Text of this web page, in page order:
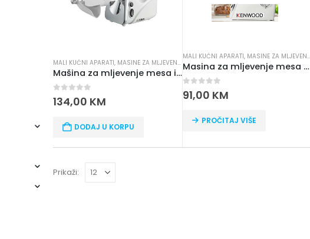
MALI KUĆNI APARATI, MASINE ZA MLJEVENJE MESA
Mašina za mljevenje mesa i pasiranje ISKRA THMGD500A
0out of 5
134,00 KM
DODAJ U KORPU
MALI KUĆNI APARATI, MASINE ZA MLJEVENJE MESA
Masina za mljevenje mesa Kenwood MG510
0out of 5
91,00 KM
PROČITAJ VIŠE
Prikaži: